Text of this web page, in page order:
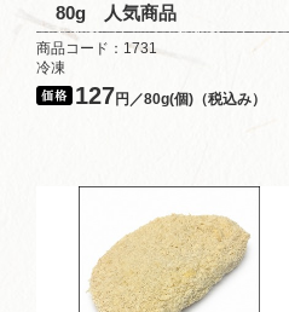
80g 人気商品
商品コード：1731
冷凍
127円／80g(個)（税込み）